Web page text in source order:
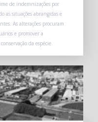
de indemnizações por
as situações abrangidas e
As alterações procuram
e promover a
da espécie.